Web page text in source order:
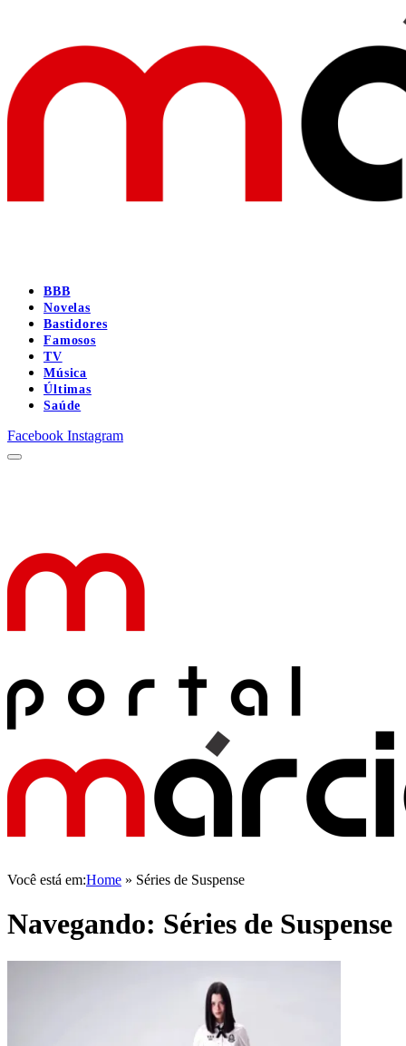
BBB
Novelas
Bastidores
Famosos
TV
Música
Últimas
Saúde
Facebook Instagram
Você está em:Home » Séries de Suspense
Navegando: Séries de Suspense